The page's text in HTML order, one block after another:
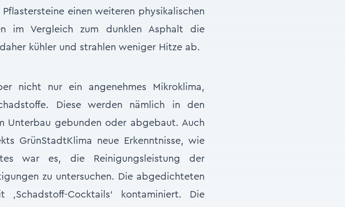
einen weiteren physikalischen
im Vergleich zum dunklen Asphalt die
kühler und strahlen weniger Hitze ab.
nicht nur ein angenehmes Mikroklima,
Diese werden nämlich in den
Unterbau gebunden oder abgebaut. Auch
GrünStadtKlima neue Erkenntnisse, wie
war es, die Reinigungsleistung der
zu untersuchen. Die abgedichteten
‚Schadstoff-Cocktails‘ kontaminiert. Die